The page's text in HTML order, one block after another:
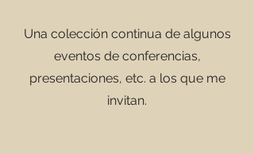
Una colección continua de algunos
eventos de conferencias,
presentaciones, etc. a los que me
invitan.